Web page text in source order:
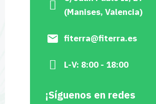
(Manises, Valencia)
fiterra@fiterra.es
L-V: 8:00 - 18:00
¡Síguenos en redes